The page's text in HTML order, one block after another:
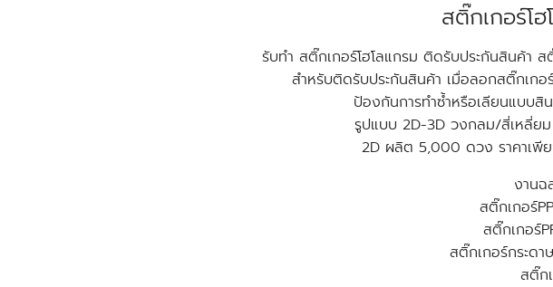
สติ๊กเกอร์โ
รับทำ สติ๊กเกอร์โฮโลแกรม ติดรับประกันสินค้า
สำหรับติดรับประกันสินค้า เมื่อลอกสติ๊กเก
ป้องกันการทำซ้ำหรือเลียนแบบสิ
รูปแบบ 2D-3D วงกลม/สี่เหลี่ยม
2D ผลิต 5,000 ดวง ราคาเพี
งานฉ
สติ๊กเกอร์
สติ๊กเกอร์
สติ๊กเกอร์กระด
สติ๊ก